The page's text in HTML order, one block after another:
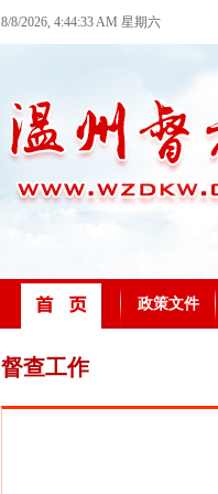
8/8/2026, 4:44:34 AM 星期六
政策文件
督查工作